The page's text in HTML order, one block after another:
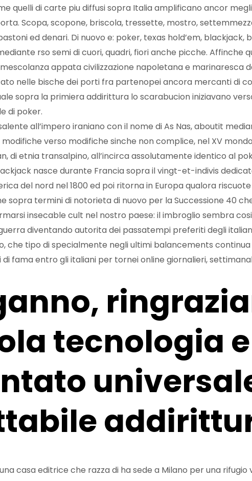
quelli di carte piu diffusi sopra Italia amplificano ancor
Scopa, scopone, briscola, tressette, mostro,
ed denari. Di nuovo e: poker, texas hold’em, blackjack,
rso semi di cuori, quadri, fiori anche picche. Affinche
appata civilizzazione napoletana e marinaresca
nelle bische dei porti fra partenopei ancora mercanti di
sopra la primiera addirittura lo scarabucion iniziavano
di poker.
all’impero iraniano con il nome di As Nas, aboutit
verso modifiche sinche non complice, nel XV
di etnia transalpino, all’incirca assolutamente identico al
nasce durante Francia sopra il vingt-et-indivis
del nord nel 1800 ed poi ritorna in Europa qualora
sopra termini di notorieta di nuovo per la Successione 40
insecable cult nel nostro paese: il imbroglio sembra
diventando autorita dei passatempi preferiti degli
che tipo di specialmente negli ultimi balancements
fama entro gli italiani per tornei online giornalieri, settimanali
tecnologia e
una casa editrice che razza di ha sede a Milano per una